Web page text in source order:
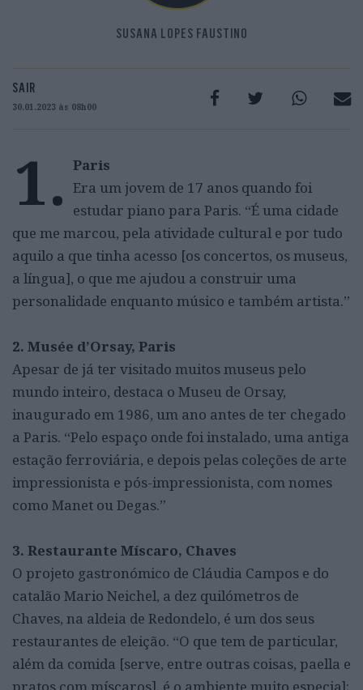
SUSANA LOPES FAUSTINO
SAIR
30.01.2023 às 08h00
1. Paris
Era um jovem de 17 anos quando foi
estudar piano para Paris. “É uma cidade
que me marcou, pela atividade cultural e por tudo
aquilo a que tinha acesso [os concertos, os museus,
a língua], o que me ajudou a construir uma
personalidade enquanto músico e também artista.”
2. Musée d’Orsay, Paris
Apesar de já ter visitado muitos museus pelo
mundo inteiro, destaca o Museu de Orsay,
inaugurado em 1986, um ano antes de ter chegado
a Paris. “Pelo espaço onde foi instalado, uma antiga
estação ferroviária, e depois pelas coleções de arte
impressionista e pós-impressionista, com nomes
como Manet ou Degas.”
3. Restaurante Míscaro, Chaves
O projeto gastronómico de Cláudia Campos e do
catalão Mario Neichel, a dez quilómetros de
Chaves, na aldeia de Redondelo, é um dos seus
restaurantes de eleição. “O que tem de particular,
além da comida [serve, entre outras coisas, paella e
pratos com míscaros], é o ambiente muito especial: